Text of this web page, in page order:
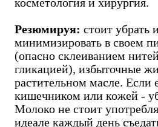
Резюмируя: стоит убрать
минимизировать в своем
(опасно склеиванием
гликацией), избыточные
растительном масле. Если
кишечником или кожей -
Молоко не стоит
идеале каждый день